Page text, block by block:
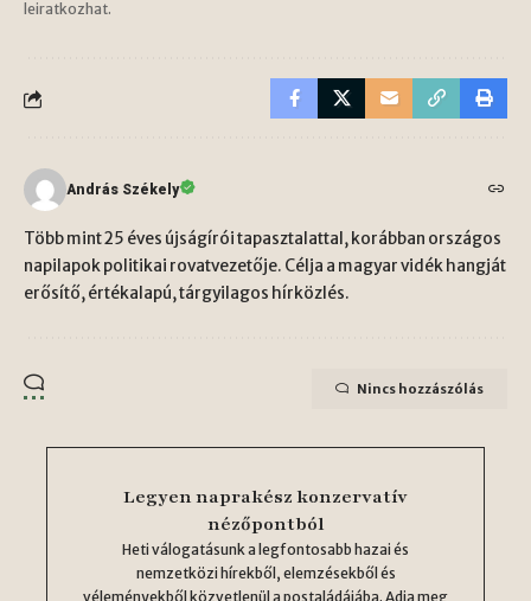
leiratkozhat.
András Székely
Több mint 25 éves újságírói tapasztalattal, korábban országos
napilapok politikai rovatvezetője. Célja a magyar vidék hangját
erősítő, értékalapú, tárgyilagos hírközlés.
Nincs hozzászólás
Legyen naprakész konzervatív
nézőpontból
Heti válogatásunk a legfontosabb hazai és
nemzetközi hírekből, elemzésekből és
véleményekből közvetlenül a postaládájába. Adja meg